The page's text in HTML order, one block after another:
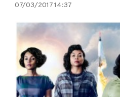
07/03/2017 14:37